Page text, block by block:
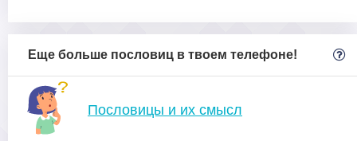
Еще больше пословиц в твоем телефоне!
Пословицы и их смысл